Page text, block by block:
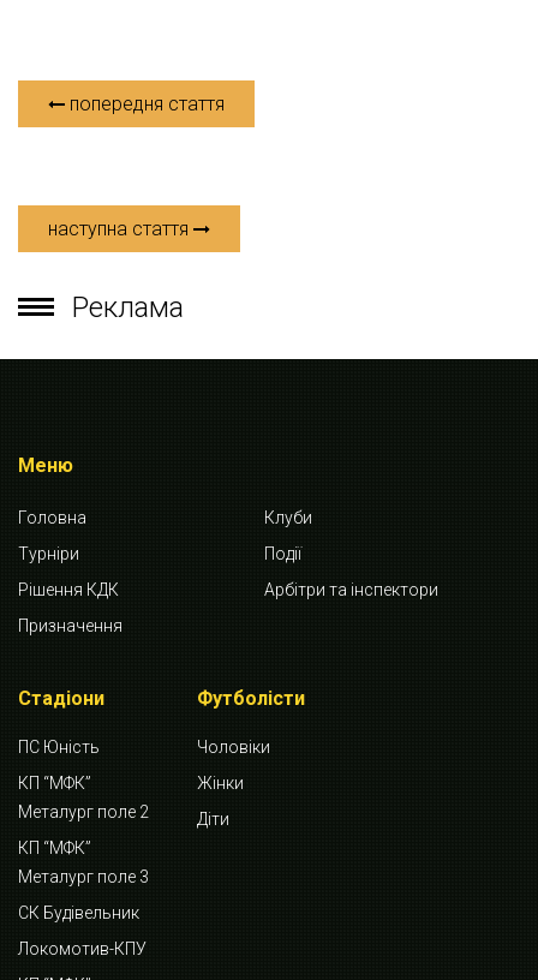
попередня стаття
наступна стаття
Реклама
Меню
Головна
Клуби
Турніри
Події
Рішення КДК
Арбітри та інспектори
Призначення
Стадіони
ПС Юність
КП “МФК”
Металург поле 2
КП “МФК”
Металург поле 3
СК Будівельник
Локомотив-КПУ
Футболісти
Чоловіки
Жінки
Діти